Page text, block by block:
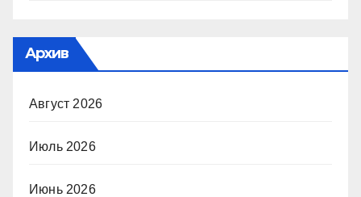
Архив
Август 2026
Июль 2026
Июнь 2026